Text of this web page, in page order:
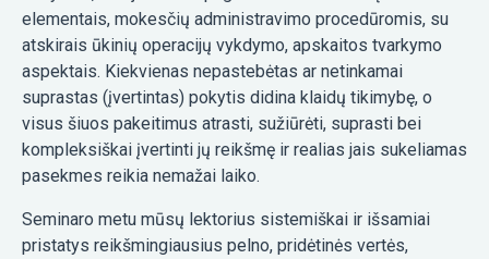
elementais, mokesčių administravimo procedūromis, su
atskirais ūkinių operacijų vykdymo, apskaitos tvarkymo
aspektais. Kiekvienas nepastebėtas ar netinkamai
suprastas (įvertintas) pokytis didina klaidų tikimybę, o
visus šiuos pakeitimus atrasti, sužiūrėti, suprasti bei
kompleksiškai įvertinti jų reikšmę ir realias jais sukeliamas
pasekmes reikia nemažai laiko.
Seminaro metu mūsų lektorius sistemiškai ir išsamiai
pristatys reikšmingiausius pelno, pridėtinės vertės,